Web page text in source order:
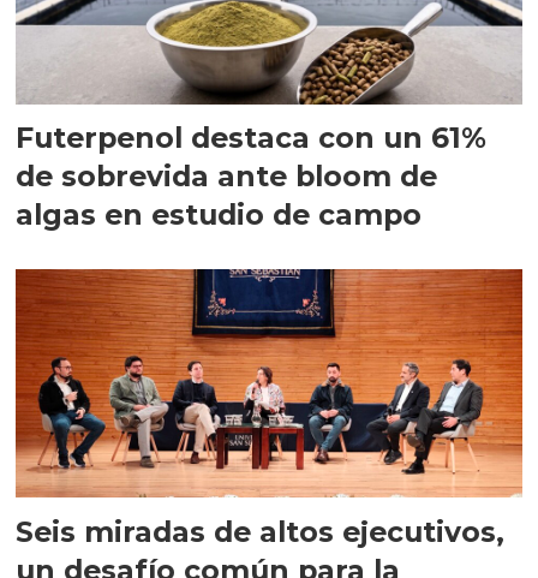
Futerpenol destaca con un 61%
de sobrevida ante bloom de
algas en estudio de campo
Seis miradas de altos ejecutivos,
un desafío común para la